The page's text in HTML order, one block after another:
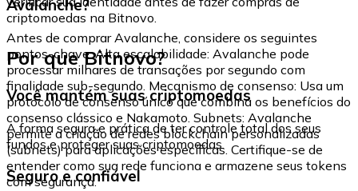
criptomoedas na Bitnovo.
Avalanche?
Antes de comprar Avalanche, considere os seguintes
pontos-chave: Alta escalabilidade: Avalanche pode
processar milhares de transações por segundo com
finalidade sub-segundo. Mecanismo de consenso: Usa um
protocolo de consenso único que combina os benefícios do
consenso clássico e Nakamoto. Subnets: Avalanche
permite a criação de redes blockchain personalizadas
(subnets) para aplicações específicas. Certifique-se de
entender como sua rede funciona e armazene seus tokens
com segurança.
Por que Bitnovo?
Você mantém suas criptomoedas
A forma segura e prática de ter controle total dos seus
fundos e proteger suas criptomoedas.
Seguro e confiável